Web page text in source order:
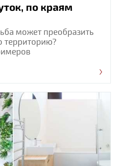
по краям
может преобразить